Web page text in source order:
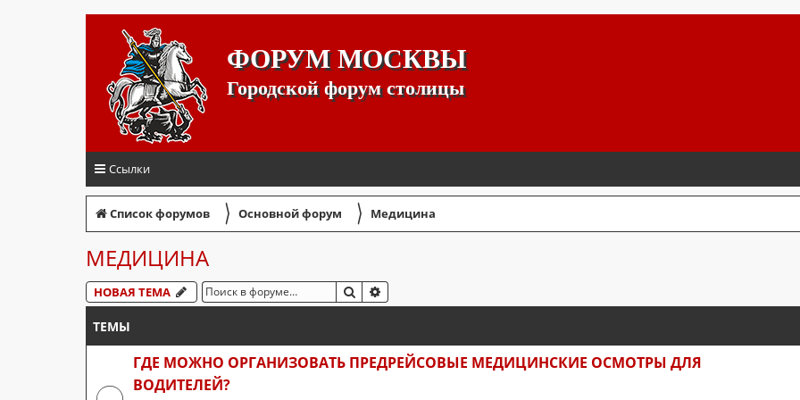
ФОРУМ МОСКВЫ
Городской форум столицы
Ссылки
Список форумов 〉 Основной форум 〉 Медицина
МЕДИЦИНА
НОВАЯ ТЕМА ПОИСК
ТЕМЫ
ГДЕ МОЖНО ОРГАНИЗОВАТЬ ПРЕДРЕЙСОВЫЕ МЕДИЦИНСКИЕ ОСМОТРЫ ДЛЯ
ВОДИТЕЛЕЙ?